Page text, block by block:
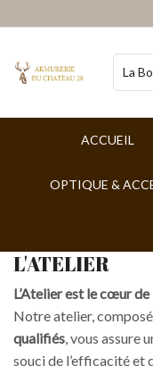
ACCUEIL
OPTIQUE &
L'ATELIER
L’Atelier est le cœur de
Notre atelier,
qualifiés, vous assure
souci de l’efficacité et